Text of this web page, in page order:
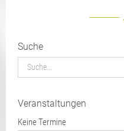
Suche
Veranstaltungen
Keine Termine